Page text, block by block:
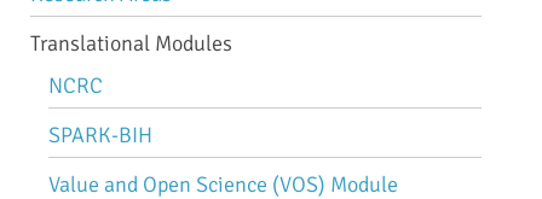
navigation
Translational Modules
NCRC
SPARK-BIH
Value and Open Science (VOS) Module